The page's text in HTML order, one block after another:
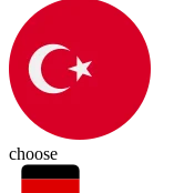
choose